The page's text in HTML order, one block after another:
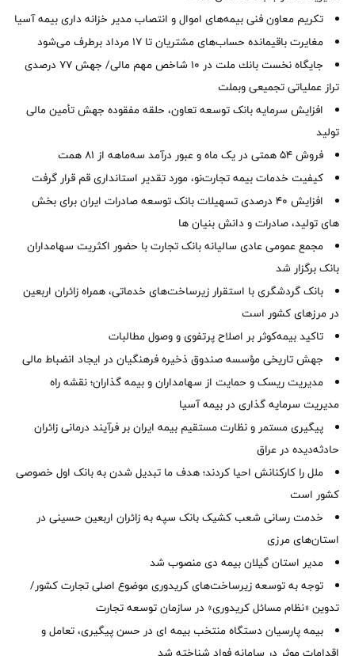
تکریم معاون فنی بیمه‌های اموال و انتصاب مدیر خزانه داری بیمه آسیا
مغایرت‌ باقیمانده حساب‌های مشتریان تا ۱۷ مرداد برطرف می‌شود
جایگاه نخست بانك ملت در 10 شاخص مهم مالی/ جهش 77 درصدی
تراز عملیاتی تجمیعی وبملت
افزایش سرمایه بانک توسعه تعاون، حلقه مفقوده جهش تأمین مالی
تولید
فروش 54 همتی در یک ماه و عبور درآمد سه‌ماهه از 81 همت
کیفیت خدمات بیمه تجارت‌نو، مورد تقدیر استانداری قم قرار گرفت
افزایش 40 درصدی تسهیلات بانک توسعه صادرات ایران برای بخش
های تولید، صادرات و دانش بنیان ها
مجمع عمومی عادی سالیانه بانک تجارت با حضور اکثریت سهامداران
بانک برگزار شد
بانک گردشگری با استقرار زیرساخت‌های خدماتی، همراه زائران اربعین
در مرزهای کشور است
تاکید بیمه‌کوثر بر اصلاح پرتفوی و وصول مطالبات ‌
جهش تاریخی مؤسسه صندوق ذخیره فرهنگیان در ایجاد انضباط مالی
مدیریت ریسک و حمایت از سهامداران و بیمه گذاران؛ نقشه راه
مدیریت سرمایه گذاری در بیمه آسیا
پیگیری مستمر و نظارت مستقیم بیمه ایران بر فرآیند درمانی زائران
حادثه‌دیده در عراق
ملل را کارکنانش احیا کردند؛ هدف ما تبدیل شدن به بانک اول خصوصی
کشور است
خدمت رسانی شعب کشیک بانک سپه به زائران اربعین حسینی در
استان‌‌های مرزی
‌مدیر استان گیلان بیمه دی منصوب شد
توجه به توسعه زیرساخت‌های کریدوری موضوع اصلی تجارت کشور/
تدوین «نظام مسائل کریدوری» در سازمان توسعه تجارت
بیمه پارسیان دستگاه منتخب بیمه ای در حسن پیگیری، تعامل و